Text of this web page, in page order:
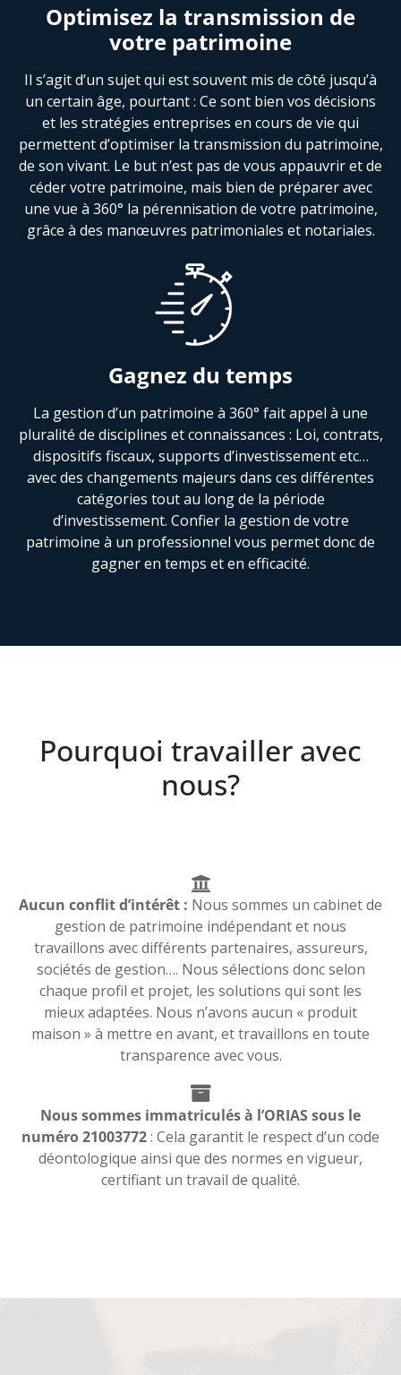
Optimisez la transmission de
votre patrimoine
Il s’agit d’un sujet qui est souvent mis de côté jusqu’à
un certain âge, pourtant : Ce sont bien vos décisions
et les stratégies entreprises en cours de vie qui
permettent d’optimiser la transmission du patrimoine,
de son vivant. Le but n’est pas de vous appauvrir et de
céder votre patrimoine, mais bien de préparer avec
une vue à 360° la pérennisation de votre patrimoine,
grâce à des manœuvres patrimoniales et notariales.
Gagnez du temps
La gestion d’un patrimoine à 360° fait appel à une
pluralité de disciplines et connaissances : Loi, contrats,
dispositifs fiscaux, supports d’investissement etc…
avec des changements majeurs dans ces différentes
catégories tout au long de la période
d’investissement. Confier la gestion de votre
patrimoine à un professionnel vous permet donc de
gagner en temps et en efficacité.
Pourquoi travailler avec
nous?
Aucun conflit d’intérêt : Nous sommes un cabinet de
gestion de patrimoine indépendant et nous
travaillons avec différents partenaires, assureurs,
sociétés de gestion…. Nous sélections donc selon
chaque profil et projet, les solutions qui sont les
mieux adaptées. Nous n’avons aucun « produit
maison » à mettre en avant, et travaillons en toute
transparence avec vous.
Nous sommes immatriculés à l’ORIAS sous le
numéro 21003772: Cela garantit le respect d’un code
déontologique ainsi que des normes en vigueur,
certifiant un travail de qualité.